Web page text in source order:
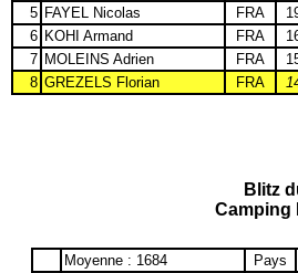
5 FAYEL Nicolas FRA
6 KOHI Armand FRA
7 MOLEINS Adrien FRA
8 GREZELS Florian FRA
Blitz
Camping
Moyenne : 1684
Pays